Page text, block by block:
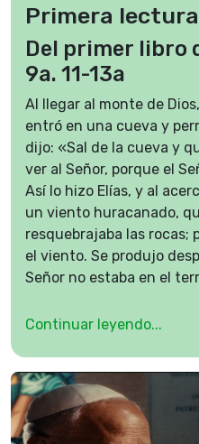
Primera lectura
Del primer libro
9a. 11-13a
Al llegar al monte de
entró en una cueva y
dijo: «Sal de la cueva y
ver al Señor, porque el
Así lo hizo Elías, y al
un viento huracanado,
resquebrajaba las rocas;
el viento. Se produjo
Señor no estaba en el
del fuego se escuchó el
Palabra de Dios.
Continuar leyendo...